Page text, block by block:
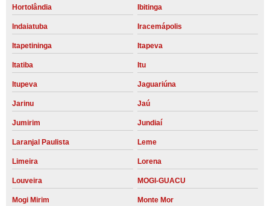
Hortolândia Ibitinga
Indaiatuba Iracemápolis
Itapetininga Itapeva
Itatiba Itu
Itupeva Jaguariúna
Jarinu Jaú
Jumirim Jundiaí
Laranjal Paulista Leme
Limeira Lorena
Louveira MOGI-GUACU
Mogi Mirim Monte Mor